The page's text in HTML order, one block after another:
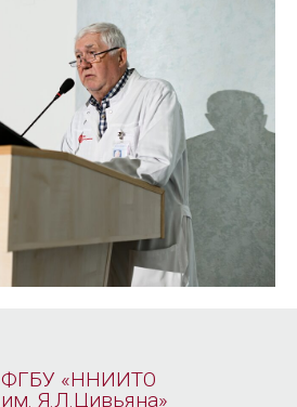
ФГБУ «ННИИТО
им. Я.Л.Цивьяна»